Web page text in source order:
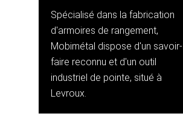
Spécialisé dans la fabrication
d'armoires de rangement,
Mobimétal dispose d'un savoir-
faire reconnu et d'un outil
industriel de pointe, situé à
Levroux.